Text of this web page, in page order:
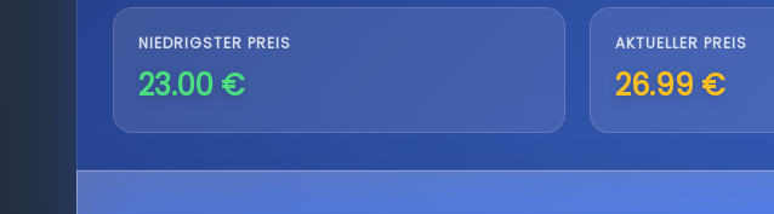
NIEDRIGSTER PREIS
23.00 €
AKTUELLER PREIS
26.99 €